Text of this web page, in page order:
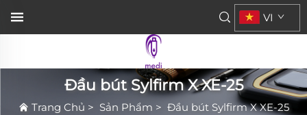
VI
Đầu bút Sylfirm X XE-25
Trang Chủ > Sản Phẩm > Đầu bút Sylfirm X XE-25